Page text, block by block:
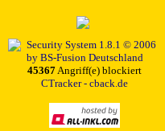
45367Angriff(e) blockiert
CTracker - cback.de